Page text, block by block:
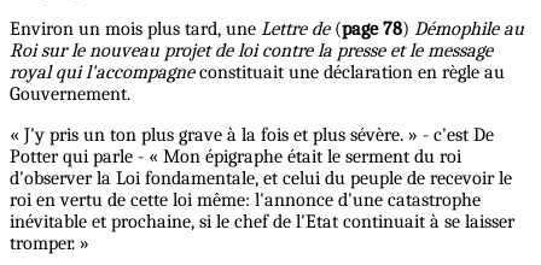
Environ un mois plus tard, une Lettre de(page 78) Démophile au
Roi sur le nouveau projet de loi contre la presse et le message
royal qui l'accompagneconstituait une déclaration en règle au
Gouvernement.
« J'y pris un ton plus grave à la fois et plus sévère. » - c'est De
Potter qui parle - « Mon épigraphe était le serment du roi
d'observer la Loi fondamentale, et celui du peuple de recevoir le
roi en vertu de cette loi même: l'annonce d'une catastrophe
inévitable et prochaine, si le chef de l'Etat continuait à se laisser
tromper. »